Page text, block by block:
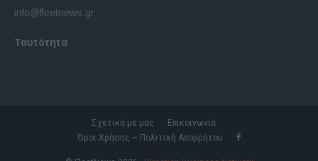
info@fleetnews.gr
Ταυτότητα
Σχετικά με μας
Επικοινωνία
Όροι Χρήσης – Πολιτική Απορρήτου